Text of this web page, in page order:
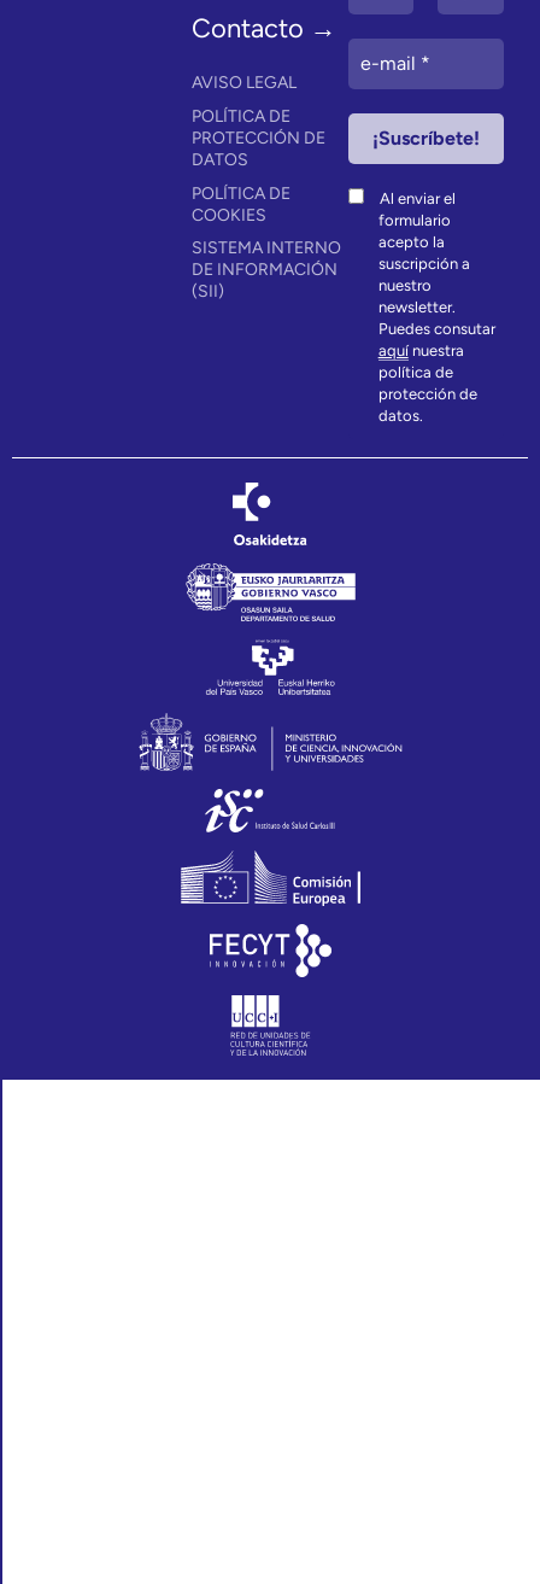
Contacto →
AVISO LEGAL
POLÍTICA DE
PROTECCIÓN DE
DATOS
POLÍTICA DE
COOKIES
SISTEMA INTERNO
DE INFORMACIÓN
(SII)
Al enviar el
formulario
acepto la
suscripción a
nuestro
newsletter.
Puedes consutar
aquínuestra
política de
protección de
datos.